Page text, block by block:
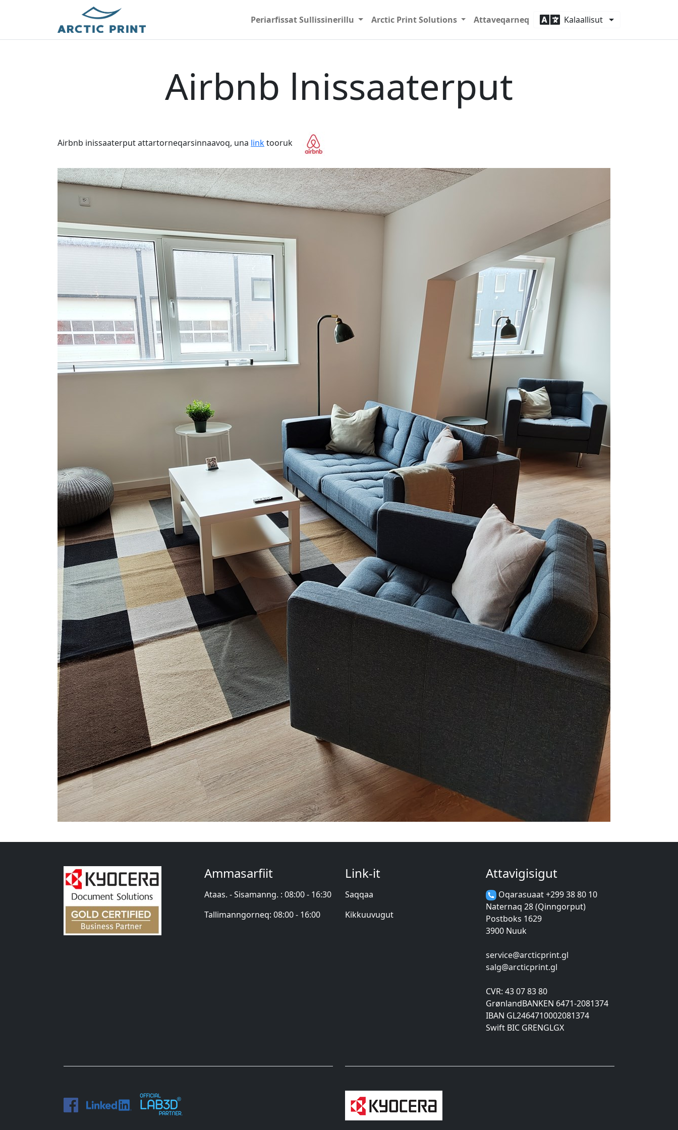
Periarfissat Sullissinerillu Arctic Print Solutions Attaveqarneq Kalaallisut
Airbnb lnissaaterput
Airbnb inissaaterput attartorneqarsinnaavoq, una linktooruk
Ammasarfiit
Ataas. - Sisamanng. : 08:00 - 16:30
Tallimanngorneq: 08:00 - 16:00
Link-it
Saqqaa
Kikkuuvugut
Attavigisigut
Oqarasuaat +299 38 80 10
Naternaq 28 (Qinngorput)
Postboks 1629
3900 Nuuk
service@arcticprint.gl
salg@arcticprint.gl
CVR: 43 07 83 80
GrønlandBANKEN 6471-2081374
IBAN GL2464710002081374
Swift BIC GRENGLGX